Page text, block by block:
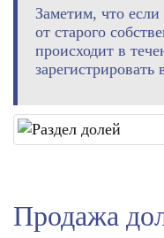
Заметим, что
от старого
происходит в
Продажа